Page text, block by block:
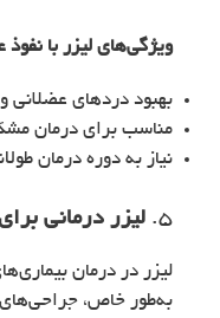
ویژگی‌های لیزر با
بهبود دردهای عضلانی
مناسب برای درمان
نیاز به دوره درمان
5. لیزر درمانی
لیزر در درمان
به‌طور خاص، جراحی‌های